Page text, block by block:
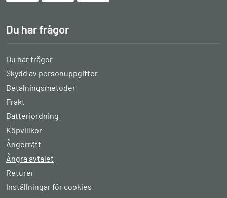
Du har frågor
Du har frågor
Skydd av personuppgifter
Betalningsmetoder
Frakt
Batteriordning
Köpvillkor
Ångerrätt
Ångra avtalet
Returer
Inställningar för cookies